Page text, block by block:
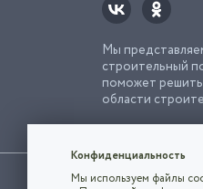
Мы
строительный
поможет
области
Использование
владельца.
Конфиденциальность
Мы используем файлы